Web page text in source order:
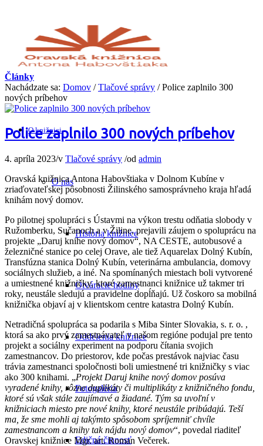
O knižnici
O nás
História knižnice
Otváracie hodiny
Oddelenia knižnice
Fotogaléria
Edičná činnosť
Články
Nachádzate sa: Domov / Tlačové správy / Police zaplnilo 300
nových príbehov
Police zaplnilo 300 nových príbehov
4. apríla 2023/v Tlačové správy /od admin
Oravská knižnica Antona Habovštiaka v Dolnom Kubíne v
zriaďovateľskej pôsobnosti Žilinského samosprávneho kraja hľadá
knihám nový domov.
Po pilotnej spolupráci s Ústavmi na výkon trestu odňatia slobody v
Ružomberku, Sučanoch a v Žiline, prejavili záujem o spoluprácu na
projekte „Daruj knihe nový domov“, NA CESTE, autobusové a
železničné stanice po celej Orave, ale tiež Aquarelax Dolný Kubín,
Transfúzna stanica Dolný Kubín, veterinárna ambulancia, domovy
sociálnych služieb, a iné. Na spomínaných miestach boli vytvorené
a umiestnené knižničky, ktoré zamestnanci knižnice už takmer tri
roky, neustále sledujú a pravidelne dopĺňajú. Už čoskoro sa mobilná
knižnička objaví aj v klientskom centre katastra Dolný Kubín.
Netradičná spolupráca sa podarila s Miba Sinter Slovakia, s. r. o. ,
ktorá sa ako prvý zamestnávateľ v našom regióne podujal pre tento
projekt a sociálny experiment na podporu čítania svojich
zamestnancov. Do priestorov, kde počas prestávok najviac času
trávia zamestnanci spoločnosti boli umiestnené tri knižničky s viac
ako 300 knihami. „Projekt Daruj knihe nový domov posúva
vyradené knihy, rôzne duplikáty či multiplikáty z knižničného fondu,
ktoré sú však stále zaujímavé a žiadané. Tým sa uvoľní v
knižniciach miesto pre nové knihy, ktoré neustále pribúdajú. Teší
ma, že sme mohli aj takýmto spôsobom spríjemniť chvíle
zamestnancom a knihy tak nájdu nový domov“, povedal riaditeľ
Oravskej knižnice Mgr. art. Roman Večerek.